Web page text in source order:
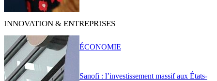
INNOVATION & ENTREPRISES
Sanofi : l’investissement massif aux États-
ÉCONOMIE